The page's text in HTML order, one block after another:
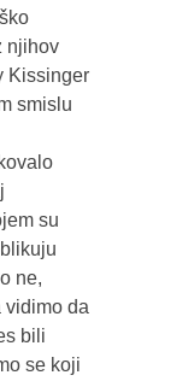
njihov
Kissinger
smislu
su
ne,
vidimo da
bili
se koji